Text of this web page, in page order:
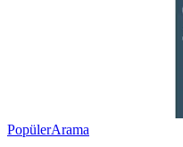
PopülerArama